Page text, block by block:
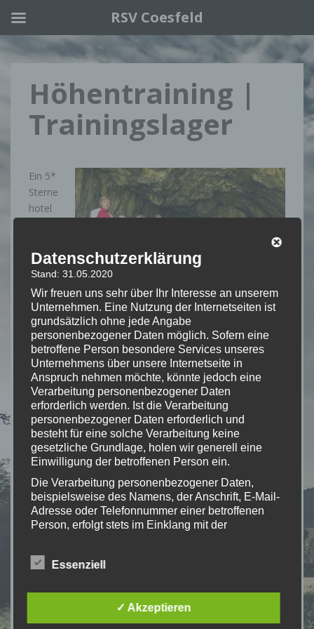
Skip to main content
Höhentraining |
Trainingslager
Ein 5*
Sterne
hotel
ss
brauch
en wir
nicht!
Unser
erstes Trainingslager haben wir 2019 im Sauerland
verbracht. Nach anstrengenden Runden im Trailpark
Brilon & einer Tour durch die Wälder hatten wir zwei
lustige Abende in der Jugendherberge Rüthen.
Leider muss unser Trainingslager 2020 ausfallen.Die
Planungen für 2021 laufen aber bereits auf Hochtouren
RSV Coesfeld
Datenschutzerklärung
Stand: 31.05.2020
Wir freuen uns sehr über Ihr Interesse an unserem
Unternehmen. Eine Nutzung der Internetseiten ist
grundsätzlich ohne jede Angabe
personenbezogener Daten möglich. Sofern eine
betroffene Person besondere Services unseres
Unternehmens über unsere Internetseite in
Anspruch nehmen möchte, könnte jedoch eine
Verarbeitung personenbezogener Daten
erforderlich werden. Ist die Verarbeitung
personenbezogener Daten erforderlich und
besteht für eine solche Verarbeitung keine
gesetzliche Grundlage, holen wir generell eine
Einwilligung der betroffenen Person ein.
Die Verarbeitung personenbezogener Daten,
beispielsweise des Namens, der Anschrift, E-Mail-
Adresse oder Telefonnummer einer betroffenen
Person, erfolgt stets im Einklang mit der
Übereinstimmung mit den für uns geltenden
landesspezifischen Datenschutzbestimmungen.
Unternehmen die Öffentlichkeit über Art, Umfang
und Zweck der von uns erhobenen, genutzten und
verarbeiteten personenbezogenen Daten
Essenziell
✓ Akzeptieren